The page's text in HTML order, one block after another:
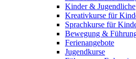
Kinder & Jugendliche
Kreativkurse für
Sprachkurse für
Bewegung &
Ferienangebote
Jugendkurse